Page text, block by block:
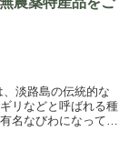
淡路島の伝統的な
リなどと呼ばれる種
名なびわになってい